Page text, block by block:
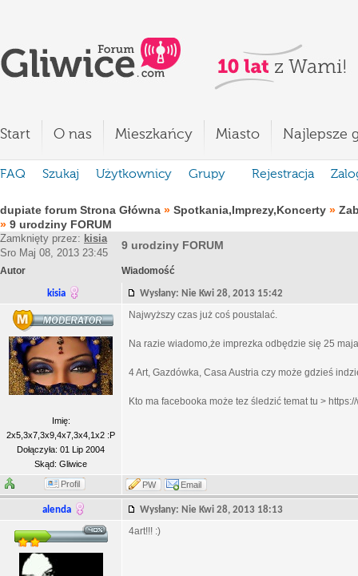
Start O nas Mieszkańcy Miasto Najlepsze
FAQ Szukaj Użytkownicy Grupy Rejestracja
dupiate forum Strona Główna » Spotkania,Imprezy,Koncerty »
» 9 urodziny FORUM
Zamknięty przez: kisia
Sro Maj 08, 2013 23:45
9 urodziny FORUM
Autor Wiadomość
kisia Wysłany: Nie Kwi 28, 2013 15:42
Imię:
2x5,3x7,3x9,4x7,3x4,1x2 :P
Dołączyła: 01 Lip 2004
Skąd: Gliwice
Najwyższy czas już coś poustalać.
Na razie wiadomo,że imprezka odbędzie się 25 maja
4 Art, Gazdówka, Casa Austria czy może gdzieś
Kto ma facebooka może tez śledzić temat tu >
Profil PW Email
alenda Wysłany: Nie Kwi 28, 2013 18:13
4art!!! :)